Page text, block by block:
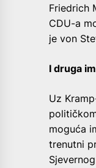
Friedrich
CDU-a
je von
I druga
Uz
moguća
trenutni